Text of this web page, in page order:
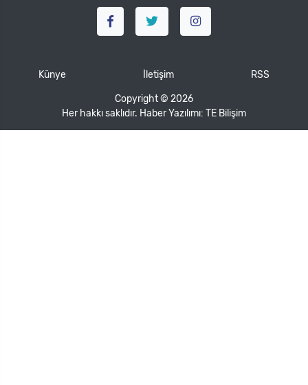
Künye İletişim RSS
Copyright © 2026
Her hakkı saklıdır. Haber Yazılımı: TE Bilişim